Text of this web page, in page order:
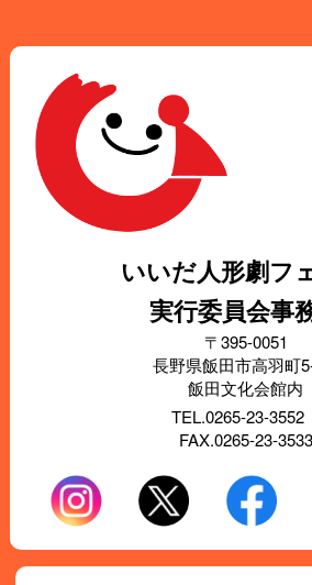
いいだ人形劇フ
実行委員会事
〒395-0051
長野県飯田市高羽町
飯田文化会館内
TEL.0265-23-3552
FAX.0265-23-3533